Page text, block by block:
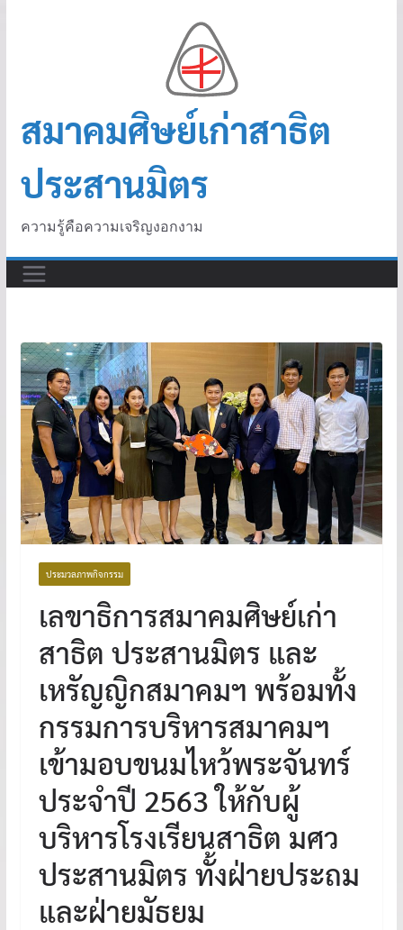
สมาคมศิษย์เก่าสาธิต
ประสานมิตร
ความรู้คือความเจริญงอกงาม
ประมวลภาพกิจกรรม
เลขาธิการสมาคมศิษย์เก่า
สาธิต ประสานมิตร และ
เหรัญญิกสมาคมฯ พร้อมทั้ง
กรรมการบริหารสมาคมฯ
เข้ามอบขนมไหว้พระจันทร์
ประจำปี 2563 ให้กับผู้
บริหารโรงเรียนสาธิต มศว
ประสานมิตร ทั้งฝ่ายประถม
และฝ่ายมัธยม